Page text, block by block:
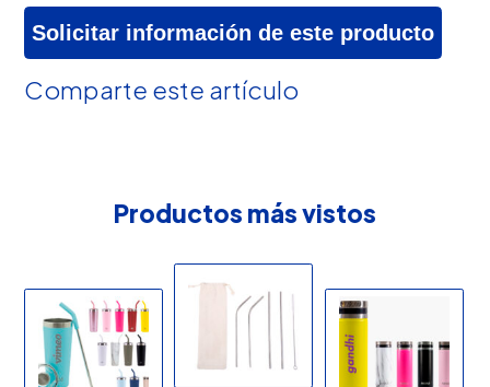
Solicitar información de este producto
Comparte este artículo
Productos más vistos